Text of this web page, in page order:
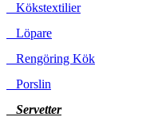
Kökstextilier
Löpare
Rengöring Kök
Porslin
Servetter